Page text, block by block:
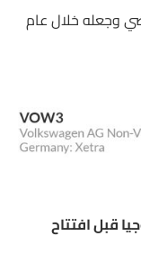
الاسبوع الماضي وجعله خلال عام
قبل افتتاح